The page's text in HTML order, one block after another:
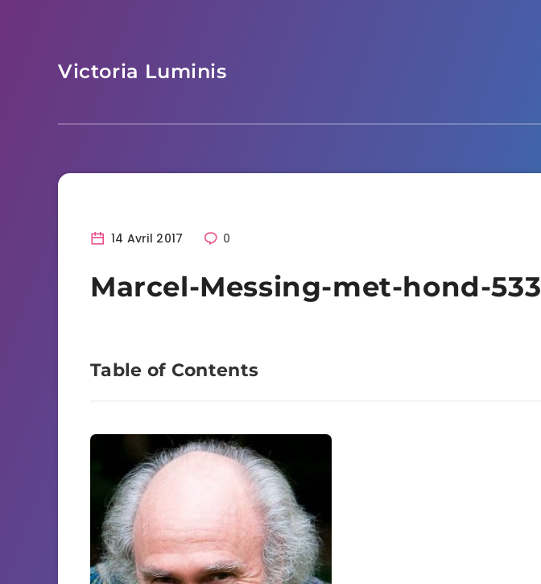
Victoria Luminis
14 Avril 2017 0
Marcel-Messing-met-hond-533
Table of Contents